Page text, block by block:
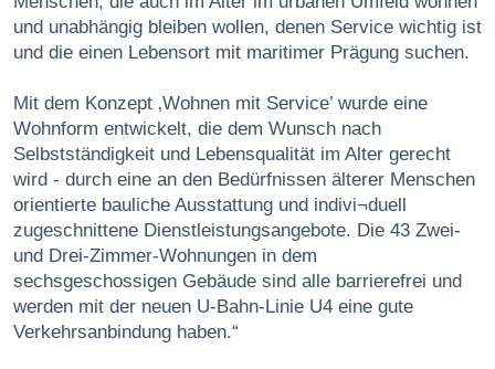
und unabhängig bleiben wollen, denen Service wichtig ist
und die einen Lebensort mit maritimer Prägung suchen.
Mit dem Konzept ‚Wohnen mit Service’ wurde eine
Wohnform entwickelt, die dem Wunsch nach
Selbstständigkeit und Lebensqualität im Alter gerecht
wird - durch eine an den Bedürfnissen älterer Menschen
orientierte bauliche Ausstattung und indivi¬duell
zugeschnittene Dienstleistungsangebote. Die 43 Zwei-
und Drei-Zimmer-Wohnungen in dem
sechsgeschossigen Gebäude sind alle barrierefrei und
werden mit der neuen U-Bahn-Linie U4 eine gute
Verkehrsanbindung haben.“